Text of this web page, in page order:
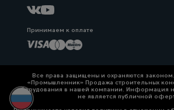
Принимаем к оплате
Все права защищены и охраняются
«Промышленник» Продажа строительных
оборудования в нашей компании. Информация
не является публичной